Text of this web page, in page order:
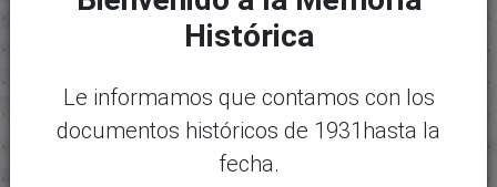
Tamaño:
32.05 MB
Histórica
Le informamos que contamos con los
documentos históricos de 1931hasta la
fecha.